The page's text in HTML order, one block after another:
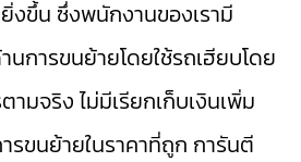
งขึ้น ซึ่งพนักงานของเรามี
นการขนย้ายโดยใช้รถเฮียบโดย
ามจริง ไม่มีเรียกเก็บเงินเพิ่ม
รขนย้ายในราคาที่ถูก การันตี